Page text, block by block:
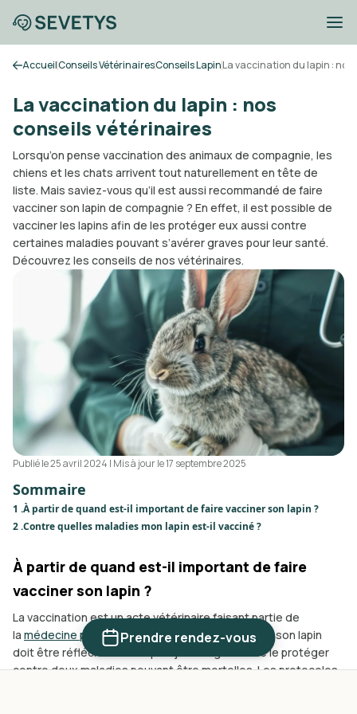
Prendre rendez-vous
AccueilConseils VétérinairesConseils LapinLa vaccination du lapin :
La vaccination du lapin : nos
conseils vétérinaires
Lorsqu’on pense vaccination des animaux de compagnie, les
chiens et les chats arrivent tout naturellement en tête de
liste. Mais saviez-vous qu’il est aussi recommandé de faire
vacciner son lapin de compagnie ? En effet, il est possible de
vacciner les lapins afin de les protéger eux aussi contre
certaines maladies pouvant s’avérer graves pour leur santé.
Découvrez les conseils de nos vétérinaires.
Publié le25 avril 2024 | Mis à jour le 17 septembre 2025
Sommaire
1 .À partir de quand est-il important de faire vacciner son lapin ?
2 .Contre quelles maladies mon lapin est-il vacciné ?
À partir de quand est-il important de faire
vacciner son lapin ?
La vaccination est un acte vétérinaire faisant partie de
la médecine préventive vétérinaire. Faire vacciner son lapin
doit être réfléchi dès son plus jeune âge afin de le protéger
contre deux maladies pouvant être mortelles. Les protocoles